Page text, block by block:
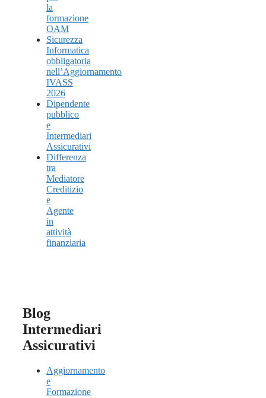
la
formazione
OAM
Sicurezza
Informatica
obbligatoria
nell’Aggiornamento
IVASS
2026
Dipendente
pubblico
e
Intermediari
Assicurativi
Differenza
tra
Mediatore
Creditizio
e
Agente
in
attività
finanziaria
Blog
Intermediari
Assicurativi
Aggiornamento
e
Formazione